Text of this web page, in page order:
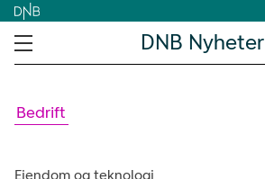
DNB Nyheter
Bedrift
Eiendom og teknologi